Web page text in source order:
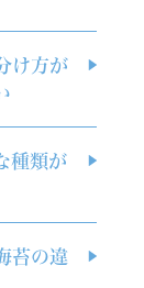
け方が
種類が
苔の違